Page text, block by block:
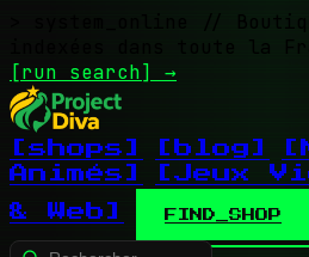
//
indexées dans toute la
[run search] →
[shops] [blog]
Animés]
[Jeux
& Web]
FIND_SHOP